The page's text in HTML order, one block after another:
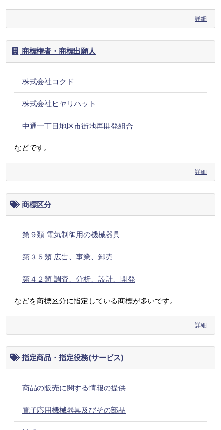
詳細
商標権者・商標出願人
株式会社コクド
株式会社ヒヤリハット
中通一丁目地区市街地再開発組合
などです。
詳細
商標区分
第９類 電気制御用の機械器具
第３５類 広告、事業、卸売
第４２類 調査、分析、設計、開発
などを商標区分に指定している商標が多いです。
詳細
指定商品・指定役務(サービス)
商品の販売に関する情報の提供
電子応用機械器具及びその部品